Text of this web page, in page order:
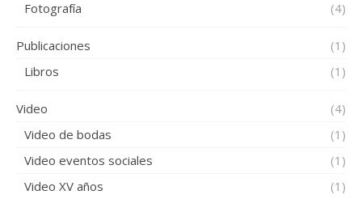
Fotografía
(4)
Publicaciones
(1)
Libros
(1)
Video
(4)
Video de bodas
(1)
Video eventos sociales
(1)
Video XV años
(1)